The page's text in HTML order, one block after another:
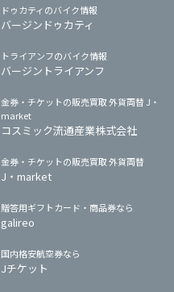
ドゥカティのバイク情報
バージンドゥカティ
トライアンフのバイク情報
バージントライアンフ
金券・チケットの販売買取 外貨両替 J・
market
コスミック流通産業株式会社
金券・チケットの販売買取 外貨両替
J・market
贈答用ギフトカード・商品券なら
galireo
国内格安航空券なら
Jチケット